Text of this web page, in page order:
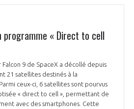
programme « Direct to cell
Falcon 9 de SpaceX a décollé depuis
21 satellites destinés à la
ceux-ci, 6 satellites sont pourvus
« direct to cell », permettant de
avec des smartphones. Cette